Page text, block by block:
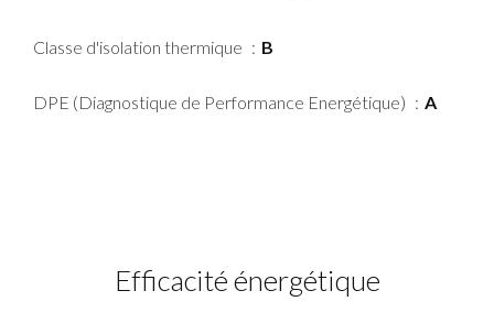
Classe d'isolation thermique B
DPE (Diagnostique de Performance Energétique) A
Efficacité énergétique